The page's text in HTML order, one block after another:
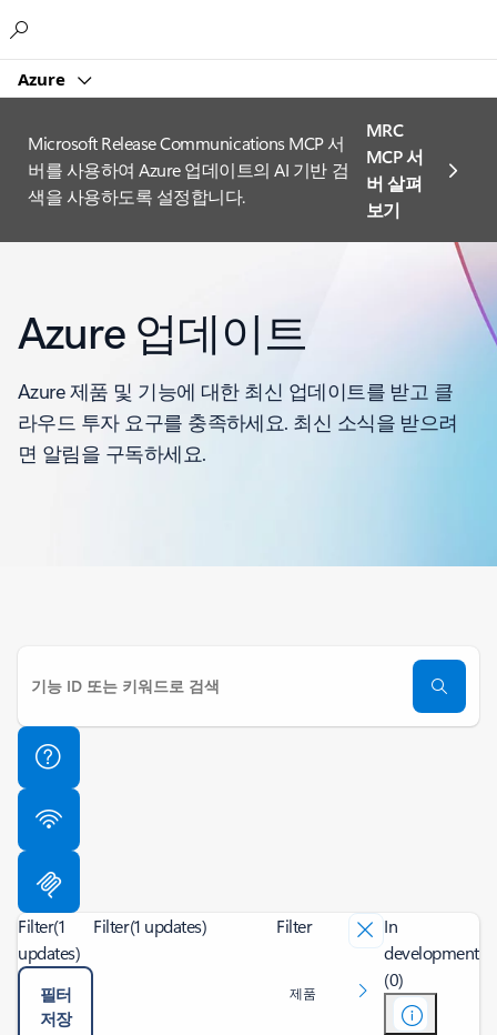
Azure
Microsoft Release Communications MCP 서
버를 사용하여 Azure 업데이트의 AI 기반 검
색을 사용하도록 설정합니다.
MRC
MCP 서
버 살펴
보기
Azure 업데이트
Azure 제품 및 기능에 대한 최신 업데이트를 받고 클
라우드 투자 요구를 충족하세요. 최신 소식을 받으려
면 알림을 구독하세요.
Filter(1
updates)
필터
저장
Filter(1 updates) Filter
제품
In
development
(0)